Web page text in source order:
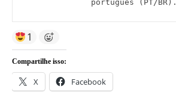
português (PT/BR).
1
Compartilhe isso:
X Facebook